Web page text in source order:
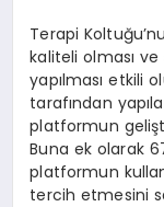
Terapi
kaliteli olması
yapılması etkili
tarafından
platformun
Buna ek olarak
platformun
tercih etmesini